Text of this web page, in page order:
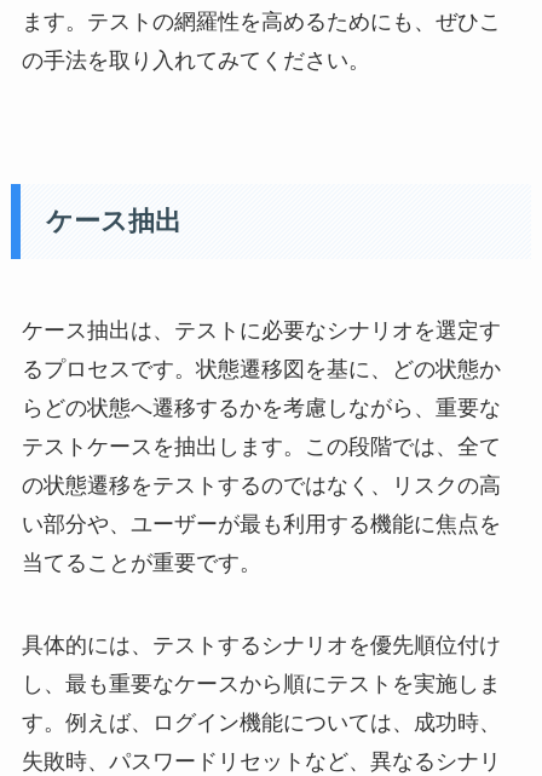
ます。テストの網羅性を高めるためにも、ぜひこ
の手法を取り入れてみてください。
ケース抽出
ケース抽出は、テストに必要なシナリオを選定す
るプロセスです。状態遷移図を基に、どの状態か
らどの状態へ遷移するかを考慮しながら、重要な
テストケースを抽出します。この段階では、全て
の状態遷移をテストするのではなく、リスクの高
い部分や、ユーザーが最も利用する機能に焦点を
当てることが重要です。
具体的には、テストするシナリオを優先順位付け
し、最も重要なケースから順にテストを実施しま
す。例えば、ログイン機能については、成功時、
失敗時、パスワードリセットなど、異なるシナリ